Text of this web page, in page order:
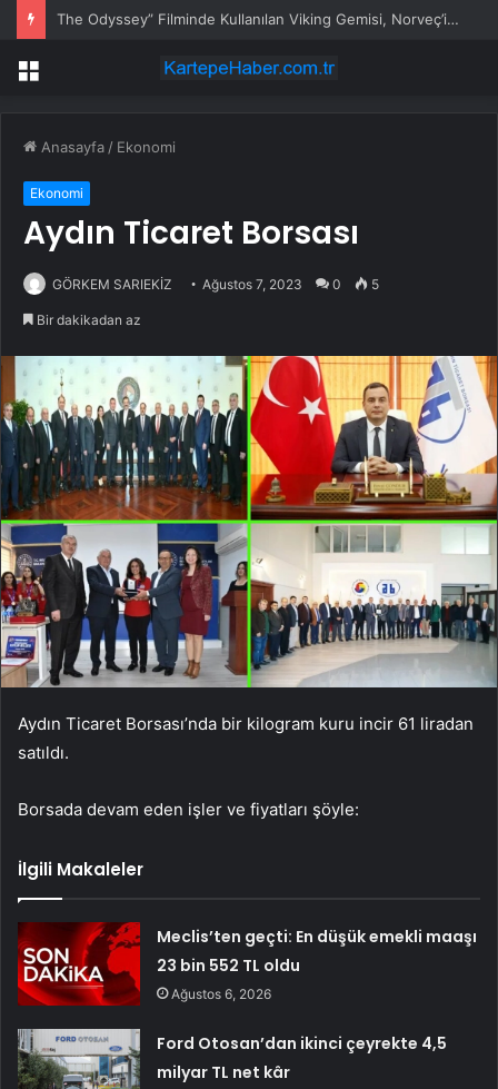
The Odyssey” Filminde Kullanılan Viking Gemisi, Norveç’in Başkenti Oslo’da Ziyarete Açıldı
Menü
Anasayfa / Ekonomi
Ekonomi
Aydın Ticaret Borsası
GÖRKEM SARIEKİZ Ağustos 7, 2023 0 5
Bir dakikadan az
Aydın Ticaret Borsası’nda bir kilogram kuru incir 61 liradan
satıldı.
Borsada devam eden işler ve fiyatları şöyle:
İlgili Makaleler
Meclis’ten geçti: En düşük emekli maaşı
23 bin 552 TL oldu
Ağustos 6, 2026
Ford Otosan’dan ikinci çeyrekte 4,5
milyar TL net kâr